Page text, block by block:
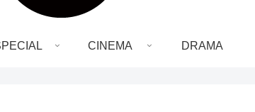
CINEMA DRAMA